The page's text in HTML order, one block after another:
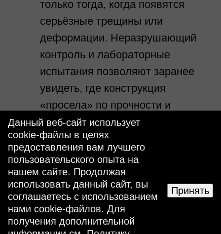
только тогда, когда появятся
серьёзные трещины или
деформации. Неразрушающий
контроль и лабораторные
испытания позволяют заранее
увидеть, где конструкция
«просела» по прочности и
ресурсу. В итоге заказчик
получает понятный ответ: можно
ли безопасно эксплуатировать
объект, что именно нужно
усилить или восстановить.
Данный веб-сайт использует
cookie-файлы в целях
предоставления вам лучшего
пользовательского опыта на
нашем сайте. Продолжая
использовать данный сайт, вы
соглашаетесь с использованием
нами cookie-файлов. Для
получения дополнительной
Принять